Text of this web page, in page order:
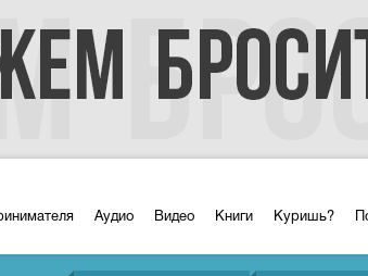
Аудио Видео Книги Куришь?